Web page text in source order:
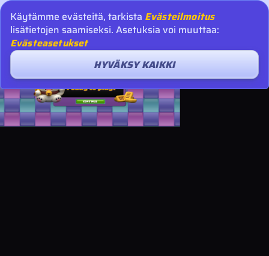
Käytämme evästeitä, tarkista Evästeilmoitus
lisätietojen saamiseksi. Asetuksia voi muuttaa:
Evästeasetukset
HYVÄKSY KAIKKI